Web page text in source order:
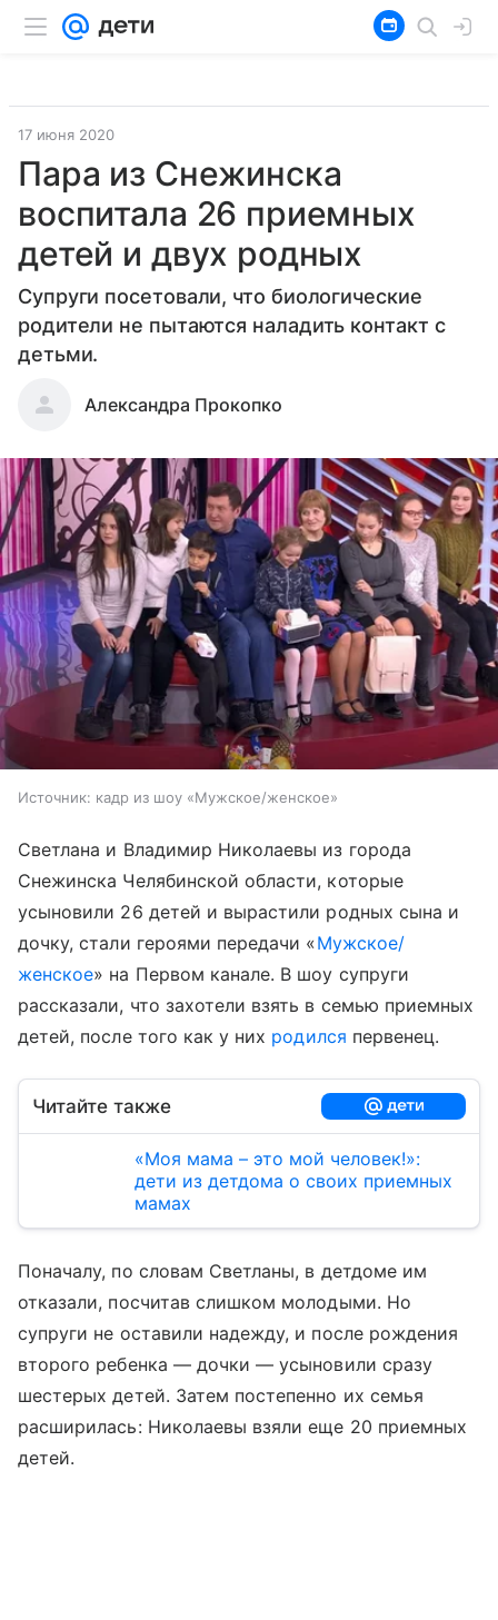
17 июня 2020
Пара из Снежинска
воспитала 26 приемных
детей и двух родных
Супруги посетовали, что биологические
родители не пытаются наладить контакт с
детьми.
Александра Прокопко
Источник: кадр из шоу «Мужское/женское»
Светлана и Владимир Николаевы из города
Снежинска Челябинской области, которые
усыновили 26 детей и вырастили родных сына и
дочку, стали героями передачи «Мужское/
женское» на Первом канале. В шоу супруги
рассказали, что захотели взять в семью приемных
детей, после того как у них родился первенец.
Читайте также
«Моя мама – это мой человек!»:
дети из детдома о своих приемных
мамах
Поначалу, по словам Светланы, в детдоме им
отказали, посчитав слишком молодыми. Но
супруги не оставили надежду, и после рождения
второго ребенка — дочки — усыновили сразу
шестерых детей. Затем постепенно их семья
расширилась: Николаевы взяли еще 20 приемных
детей.